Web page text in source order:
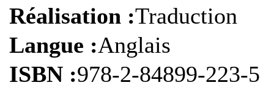
Réalisation :Traduction
Langue :Anglais
ISBN :978-2-84899-223-5